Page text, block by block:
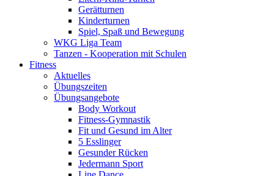
Gerätturnen
Kinderturnen
Spiel, Spaß und Bewegung
WKG Liga Team
Tanzen - Kooperation mit Schulen
Fitness
Aktuelles
Übungszeiten
Übungsangebote
Body Workout
Fitness-Gymnastik
Fit und Gesund im Alter
5 Esslinger
Gesunder Rücken
Jedermann Sport